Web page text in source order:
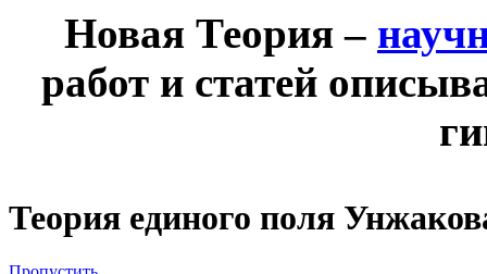
Новая Теория –
работ и статей
Теория единого поля